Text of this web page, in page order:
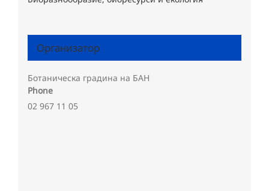
Организатор
Ботаническа градина на БАН
Phone
02 967 11 05